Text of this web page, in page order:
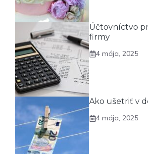
Účtovníctvo
firmy
4 mája, 2025
Ako ušetriť v
4 mája, 2025